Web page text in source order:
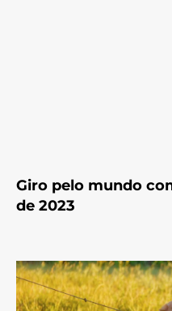
Giro pelo mundo
de 2023